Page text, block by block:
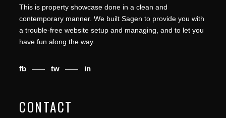
This is property showcase done in a clean and
contemporary manner. We built Sagen to provide you with
a trouble-free website setup and managing, and to let you
have fun along the way.
fb tw in
CONTACT